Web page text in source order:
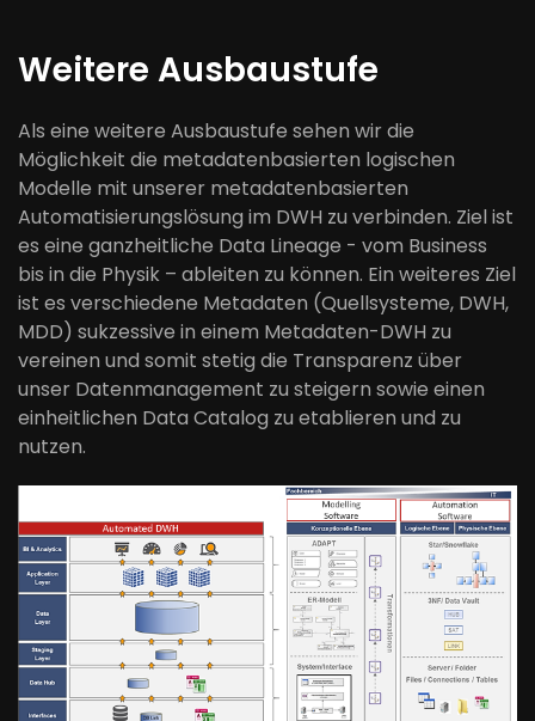
Weitere Ausbaustufe
Als eine weitere Ausbaustufe sehen wir die
Möglichkeit die metadatenbasierten logischen
Modelle mit unserer metadatenbasierten
Automatisierungslösung im DWH zu verbinden. Ziel ist
es eine ganzheitliche Data Lineage - vom Business
bis in die Physik – ableiten zu können. Ein weiteres Ziel
ist es verschiedene Metadaten (Quellsysteme, DWH,
MDD) sukzessive in einem Metadaten-DWH zu
vereinen und somit stetig die Transparenz über
unser Datenmanagement zu steigern sowie einen
einheitlichen Data Catalog zu etablieren und zu
nutzen.